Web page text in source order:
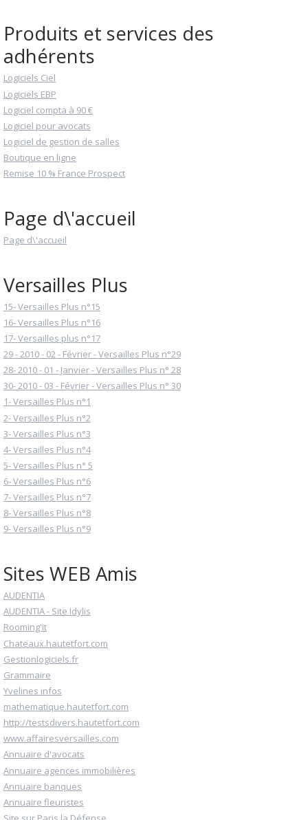
Produits et services des
adhérents
Logiciels Ciel
Logiciels EBP
Logiciel compta à 90 €
Logiciel pour avocats
Logiciel de gestion de salles
Boutique en ligne
Remise 10 % France Prospect
Page d\'accueil
Page d\'accueil
Versailles Plus
15- Versailles Plus n°15
16- Versailles Plus n°16
17- Versailles plus n°17
29 - 2010 - 02 - Février - Versailles Plus n°29
28- 2010 - 01 - Janvier - Versailles Plus n° 28
30- 2010 - 03 - Février - Versailles Plus n° 30
1- Versailles Plus n°1
2- Versailles Plus n°2
3- Versailles Plus n°3
4- Versailles Plus n°4
5- Versailles Plus n° 5
6- Versailles Plus n°6
7- Versailles Plus n°7
8- Versailles Plus n°8
9- Versailles Plus n°9
Sites WEB Amis
AUDENTIA
AUDENTIA - Site Idylis
Rooming'it
Chateaux.hautetfort.com
Gestionlogiciels.fr
Grammaire
Yvelines infos
mathematique.hautetfort.com
http://testsdivers.hautetfort.com
www.affairesversailles.com
Annuaire d'avocats
Annuaire agences immobilières
Annuaire banques
Annuaire fleuristes